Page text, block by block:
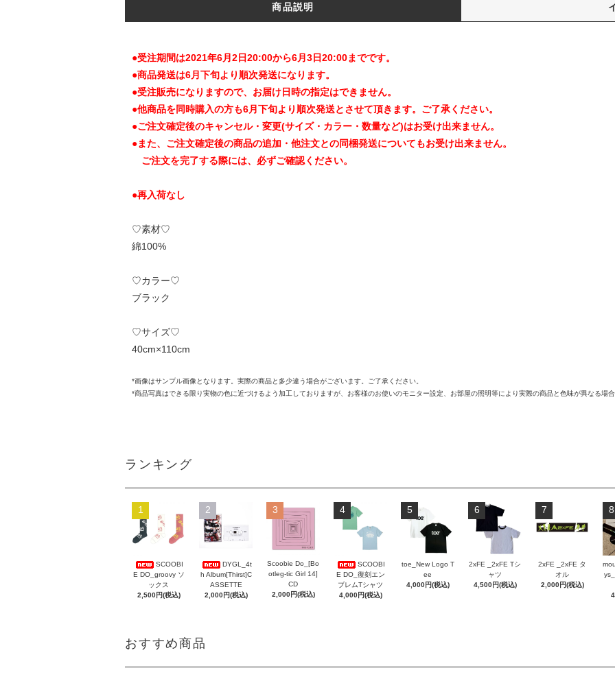
商品説明
●受注期間は2021年6月2日20:00から6月3日20:00までです。
●商品発送は6月下旬より順次発送になります。
●受注販売になりますので、お届け日時の指定はできません。
●他商品を同時購入の方も6月下旬より順次発送とさせて頂きます。ご了承ください。
●ご注文確定後のキャンセル・変更(サイズ・カラー・数量など)はお受け出来ません。
●また、ご注文確定後の商品の追加・他注文との同梱発送についてもお受け出来ません。
ご注文を完了する際には、必ずご確認ください。
●再入荷なし
♡素材♡
綿100%
♡カラー♡
ブラック
♡サイズ♡
40cm×110cm
*画像はサンプル画像となります。実際の商品と多少違う場合がございます。ご了承ください。
*商品写真はできる限り実物の色に近づけるよう加工しておりますが、お客様のお使いのモニター設定、お部屋の照明等により実際の商品と色味が異なる場
ランキング
1
SCOOBI
E DO_groovy ソ
ックス
2,500円(税込)
2
DYGL_4t
h Album[Thirst]C
ASSETTE
2,000円(税込)
3
Scoobie Do_[Bo
otleg-tic Girl 14]
CD
2,000円(税込)
4
SCOOBI
E DO_復刻エン
ブレムTシャツ
4,000円(税込)
5
toe_New Logo T
ee
4,000円(税込)
6
2xFE _2xFE Tシ
ャツ
4,500円(税込)
7
2xFE _2xFE タ
オル
2,000円(税込)
8
おすすめ商品